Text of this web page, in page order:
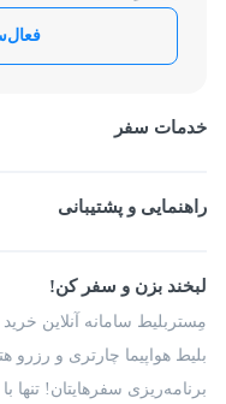
خدمات سفر
بلیط قطار
راهنمایی و پشتیبانی
شرایط و مقررات
راهکار سازمانی
درباره ما
لبخند بزن و سفر کن!
مِستربلیط سامانه آنلاین
بلیط هواپیما چارتری و
برنامه‌ریزی سفرهایتان! تنها